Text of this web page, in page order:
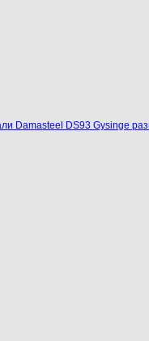
Damasteel DS93 Gysinge